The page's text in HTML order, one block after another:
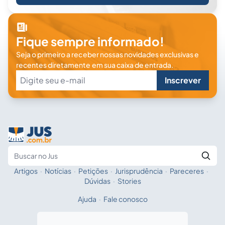
Fique sempre informado!
Seja o primeiro a receber nossas novidades exclusivas e
recentes diretamente em sua caixa de entrada.
Inscrever
Fale com a IA
Artigos · Notícias · Petições · Jurisprudência · Pareceres ·
Dúvidas · Stories
Ajuda · Fale conosco